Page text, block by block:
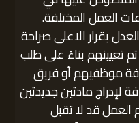
العمل المختلفة.
بقرار الاعلى صراحة
تعيينهم بناءً على طلب
موظفيهم أو فريق
لإدراج مادتين جديدتين
قد لا تقبل